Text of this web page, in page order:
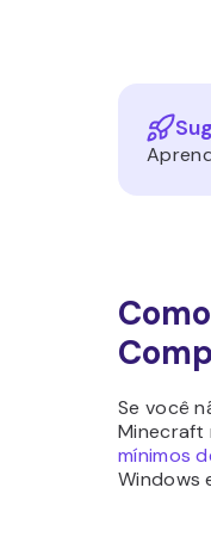
Se você
mínimos
Windows